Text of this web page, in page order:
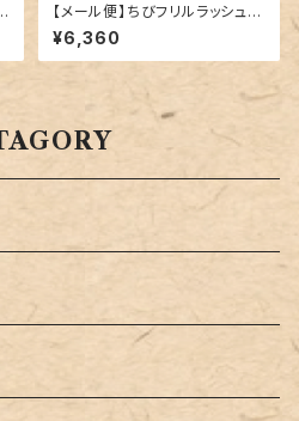
【メール便】ちびフリルラッシュガ
ード＋ショートパンツ／rashgu
ard031
¥6,360